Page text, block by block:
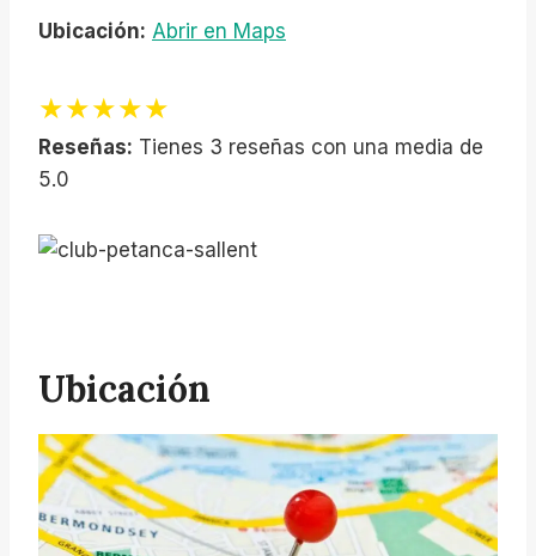
Ubicación: Abrir en Maps
★★★★★
Reseñas: Tienes 3 reseñas con una media de
5.0
Ubicación